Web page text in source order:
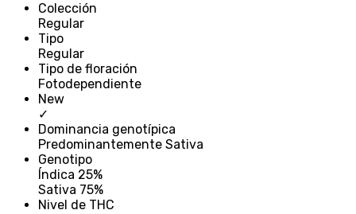
Colección
Regular
Tipo
Regular
Tipo de floración
Fotodependiente
New
✓
Dominancia genotípica
Predominantemente Sativa
Genotipo
Índica 25%
Sativa 75%
Nivel de THC